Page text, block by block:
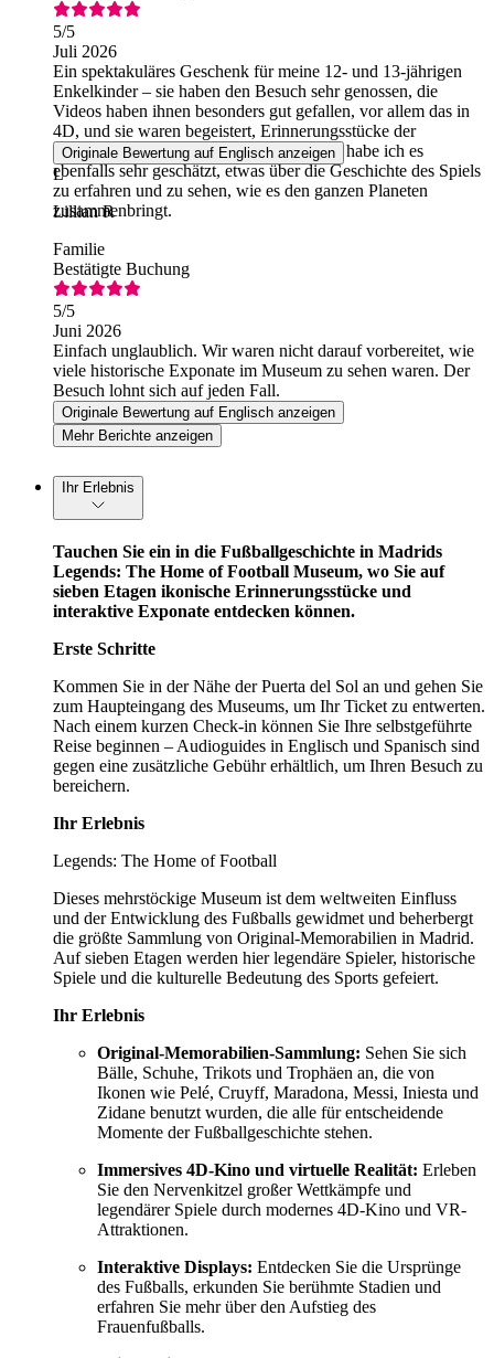
5/5
Juli 2026
Ein spektakuläres Geschenk für meine 12- und 13-jährigen
Enkelkinder – sie haben den Besuch sehr genossen, die
Videos haben ihnen besonders gut gefallen, vor allem das in
4D, und sie waren begeistert, Erinnerungsstücke der
Legenden zu sehen. Als begleitende Oma habe ich es
ebenfalls sehr geschätzt, etwas über die Geschichte des Spiels
zu erfahren und zu sehen, wie es den ganzen Planeten
zusammenbringt.
Originale Bewertung auf Englisch anzeigen
L
Lillian R
Familie
Bestätigte Buchung
5/5
Juni 2026
Einfach unglaublich. Wir waren nicht darauf vorbereitet, wie
viele historische Exponate im Museum zu sehen waren. Der
Besuch lohnt sich auf jeden Fall.
Originale Bewertung auf Englisch anzeigen
Mehr Berichte anzeigen
Ihr Erlebnis
Tauchen Sie ein in die Fußballgeschichte in Madrids
Legends: The Home of Football Museum, wo Sie auf
sieben Etagen ikonische Erinnerungsstücke und
interaktive Exponate entdecken können.
Erste Schritte
Kommen Sie in der Nähe der Puerta del Sol an und gehen Sie
zum Haupteingang des Museums, um Ihr Ticket zu entwerten.
Nach einem kurzen Check-in können Sie Ihre selbstgeführte
Reise beginnen – Audioguides in Englisch und Spanisch sind
gegen eine zusätzliche Gebühr erhältlich, um Ihren Besuch zu
bereichern.
Ihr Erlebnis
Legends: The Home of Football
Dieses mehrstöckige Museum ist dem weltweiten Einfluss
und der Entwicklung des Fußballs gewidmet und beherbergt
die größte Sammlung von Original-Memorabilien in Madrid.
Auf sieben Etagen werden hier legendäre Spieler, historische
Spiele und die kulturelle Bedeutung des Sports gefeiert.
Ihr Erlebnis
Original-Memorabilien-Sammlung: Sehen Sie sich
Bälle, Schuhe, Trikots und Trophäen an, die von
Ikonen wie Pelé, Cruyff, Maradona, Messi, Iniesta und
Zidane benutzt wurden, die alle für entscheidende
Momente der Fußballgeschichte stehen.
Immersives 4D-Kino und virtuelle Realität: Erleben
Sie den Nervenkitzel großer Wettkämpfe und
legendärer Spiele durch modernes 4D-Kino und VR-
Attraktionen.
Interaktive Displays: Entdecken Sie die Ursprünge
des Fußballs, erkunden Sie berühmte Stadien und
erfahren Sie mehr über den Aufstieg des
Frauenfußballs.